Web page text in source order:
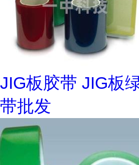
JIG板胶带 JIG板
带批发